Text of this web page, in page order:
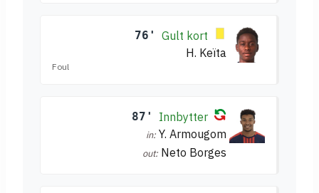
76'
Gult kort
H. Keïta
Foul
87' Innbytter
in: Y. Armougom
out: Neto Borges